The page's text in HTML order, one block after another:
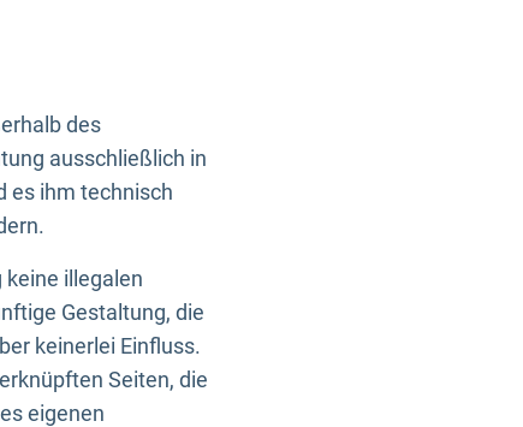
des
ausschließlich in
es ihm technisch
illegalen
Gestaltung, die
keinerlei Einfluss.
Seiten, die
eigenen